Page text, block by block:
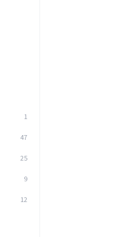
1
47
25
9
12